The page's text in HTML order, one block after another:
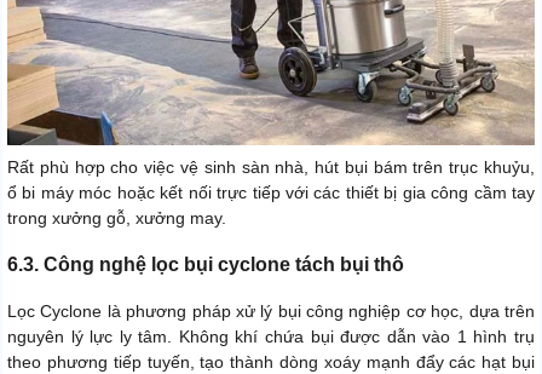
Rất phù hợp cho việc vệ sinh sàn nhà, hút bụi bám trên trục khuỷu,
ổ bi máy móc hoặc kết nối trực tiếp với các thiết bị gia công cầm tay
trong xưởng gỗ, xưởng may.
6.3. Công nghệ lọc bụi cyclone tách bụi thô
Lọc Cyclone là phương pháp xử lý bụi công nghiệp cơ học, dựa trên
nguyên lý lực ly tâm. Không khí chứa bụi được dẫn vào 1 hình trụ
theo phương tiếp tuyến, tạo thành dòng xoáy mạnh đẩy các hạt bụi